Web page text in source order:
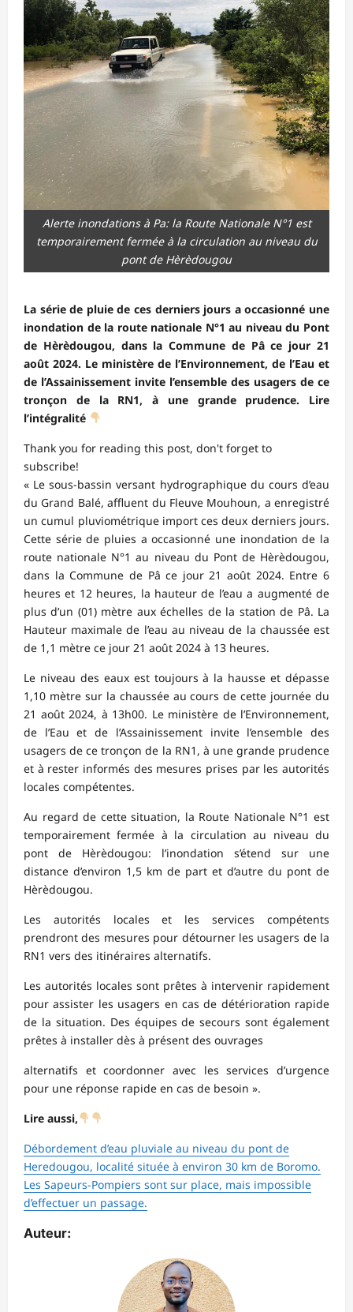
Alerte inondations à Pa: la Route Nationale N°1 est
temporairement fermée à la circulation au niveau du
pont de Hèrèdougou
La série de pluie de ces derniers jours a occasionné une
inondation de la route nationale N°1 au niveau du Pont
de Hèrèdougou, dans la Commune de Pâ ce jour 21
août 2024. Le ministère de l’Environnement, de l’Eau et
de l’Assainissement invite l’ensemble des usagers de ce
tronçon de la RN1, à une grande prudence. Lire
l’intégralité
Thank you for reading this post, don't forget to
subscribe!
« Le sous-bassin versant hydrographique du cours d’eau
du Grand Balé, affluent du Fleuve Mouhoun, a enregistré
un cumul pluviométrique import ces deux derniers jours.
Cette série de pluies a occasionné une inondation de la
route nationale N°1 au niveau du Pont de Hèrèdougou,
dans la Commune de Pâ ce jour 21 août 2024. Entre 6
heures et 12 heures, la hauteur de l’eau a augmenté de
plus d’un (01) mètre aux échelles de la station de Pâ. La
Hauteur maximale de l’eau au niveau de la chaussée est
de 1,1 mètre ce jour 21 août 2024 à 13 heures.
Le niveau des eaux est toujours à la hausse et dépasse
1,10 mètre sur la chaussée au cours de cette journée du
21 août 2024, à 13h00. Le ministère de l’Environnement,
de l’Eau et de l’Assainissement invite l’ensemble des
usagers de ce tronçon de la RN1, à une grande prudence
et à rester informés des mesures prises par les autorités
locales compétentes.
Au regard de cette situation, la Route Nationale N°1 est
temporairement fermée à la circulation au niveau du
pont de Hèrèdougou: l’inondation s’étend sur une
distance d’environ 1,5 km de part et d’autre du pont de
Hèrèdougou.
Les autorités locales et les services compétents
prendront des mesures pour détourner les usagers de la
RN1 vers des itinéraires alternatifs.
Les autorités locales sont prêtes à intervenir rapidement
pour assister les usagers en cas de détérioration rapide
de la situation. Des équipes de secours sont également
prêtes à installer dès à présent des ouvrages
alternatifs et coordonner avec les services d’urgence
pour une réponse rapide en cas de besoin ».
Lire aussi,
Débordement d’eau pluviale au niveau du pont de
Heredougou, localité située à environ 30 km de Boromo.
Les Sapeurs-Pompiers sont sur place, mais impossible
d’effectuer un passage.
Auteur: